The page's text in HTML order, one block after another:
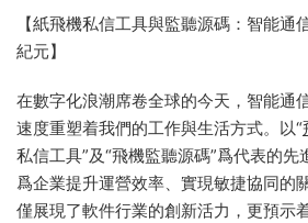
【紙飛機私信工具與監聽源碼：智能通
紀元】
在數字化浪潮席卷全球的今天，智能通
速度重塑着我們的工作與生活方式。以“
私信工具”及“飛機監聽源碼”爲代表的
爲企業提升運營效率、實現敏捷協同的
僅展現了軟件行業的創新活力，更預示